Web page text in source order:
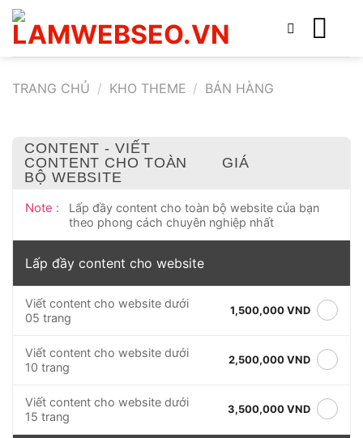
Bỏ
qua
TRANG CHỦ / KHO THEME / BÁN HÀNG
CONTENT - VIẾT
CONTENT CHO TOÀN
BỘ WEBSITE
GIÁ
Note :
Lấp đầy content cho toàn bộ website của bạn
theo phong cách chuyên nghiệp nhất
Lấp đầy content cho website
Viết content cho website dưới
05 trang
1,500,000 VND
Viết content cho website dưới
10 trang
2,500,000 VND
Viết content cho website dưới
15 trang
3,500,000 VND